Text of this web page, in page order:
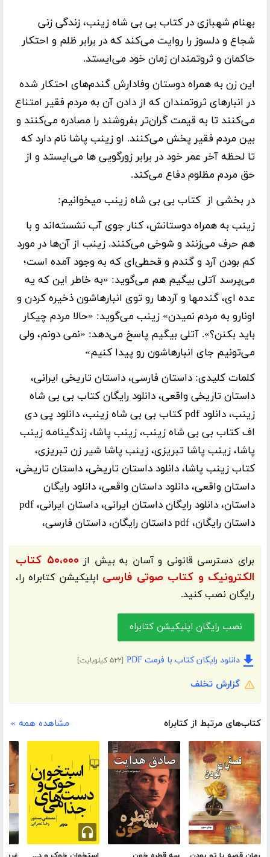
بهنام شهبازی در کتاب بی بی شاه زینب، زندگی زنی
شجاع و دلسوز را روایت می‌کند که در برابر ظلم و احتکار
حاکمان و ثروتمندان زمان خود می‌ایستد.
این زن به همراه دوستان وفادارش گندم‌های احتکار شده
در انبارهای ثروتمندان که از دادن آن به مردم فقیر امتناع
می‌کنند تا به قیمت گران‌تر بفروشند را مصادره می‌کنند و
بین مردم فقیر پخش می‌کنند. او زینب پاشا نام دارد که
تا لحظه آخر عمر خود در برابر زورگویی ها می‌ایستد و از
حق مردم مظلوم دفاع می‌کند.
در بخشی از کتاب بی بی شاه زینب میخوانیم:
زینب به همراه دوستانش، کنار جوی آب نشسته‌اند و با
هم حرف می‌زنند و شوخی می‌کنند. زینب از آن‌ها در مورد
کم بودن آرد و گندم و قحطی‌ای که به وجود آمده است؛
می‌پرسد آتلی بیگیم هم می‌گوید: «به خاطر این که یه
عده ای، گندمها و آردها رو توی انبارهاشون ذخیره کردن و
اونارو به مردم نمیدن» زینب می‌گوید: «حالا مردم چیکار
باید بکنن؟». آتلی بیگیم پاسخ می‌دهد: «نمی دونم، ولی
می‌تونیم جای انبارهاشون رو پیدا کنیم»
کلمات کلیدی: داستان فارسی، داستان تاریخی ایرانی،
داستان تاریخی واقعی، دانلود رایگان کتاب بی بی شاه
زینب، دانلود pdf کتاب بی بی شاه زینب، دانلود پی دی
اف کتاب بی بی شاه زینب، زینب پاشا، زندگینامه زینب
پاشا، زینب پاشا تبریزی، زینب پاشا شیر زن تبریزی،
کتاب زینب پاشا، دانلود داستان تاریخی، داستان تاریخی،
داستان واقعی، دانلود داستان واقعی، دانلود رایگان
داستان، دانلود رایگان داستان ایرانی، داستان ایرانی، pdf
داستان رایگان، pdf داستان رایگان، داستان فارسی،
برای دسترسی قانونی و آسان به بیش از
۵۰،۰۰۰ کتاب
الکترونیک و کتاب صوتی فارسی اپلیکیشنکتابراهرا،
رایگان نصب کنید.
نصب رایگان اپلیکیشن کتابراه
دانلود رایگان کتاب با فرمت PDF [۵۲۲ کیلوبایت]
گزارش تخلف
کتاب‌های مرتبط از کتابراه مشاهده همه »